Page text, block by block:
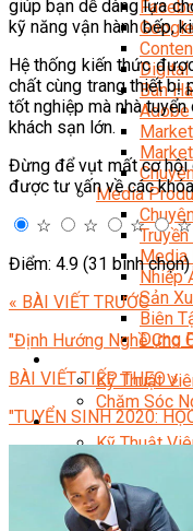
Digital
Bán
Media
Media
Nhiếp
Sản
Biên
Dựng
Kỹ Thuật
Chăm Sóc
Sắc Đẹp
Kỹ Thuật
Quản Lý Spa
Khởi Sự
Kinh Doanh
Chăm Sóc
giúp bạn dễ dàng lựa
kỹ năng vận hành bếp,
Hệ thống kiến thức
chất cùng trang thiết bị
tốt nghiệp mà nhà
khách sạn lớn.
Đừng để vụt mất cơ hội
được tư vấn về các
☆
☆ ☆ ☆
Điểm: 4.9 (31 bình chọn)
« BÀI VIẾT TRƯỚC
"Định Hướng Nghề Cho
BÀI VIẾT TIẾP THEO »
"TUYỂN SINH 2020: